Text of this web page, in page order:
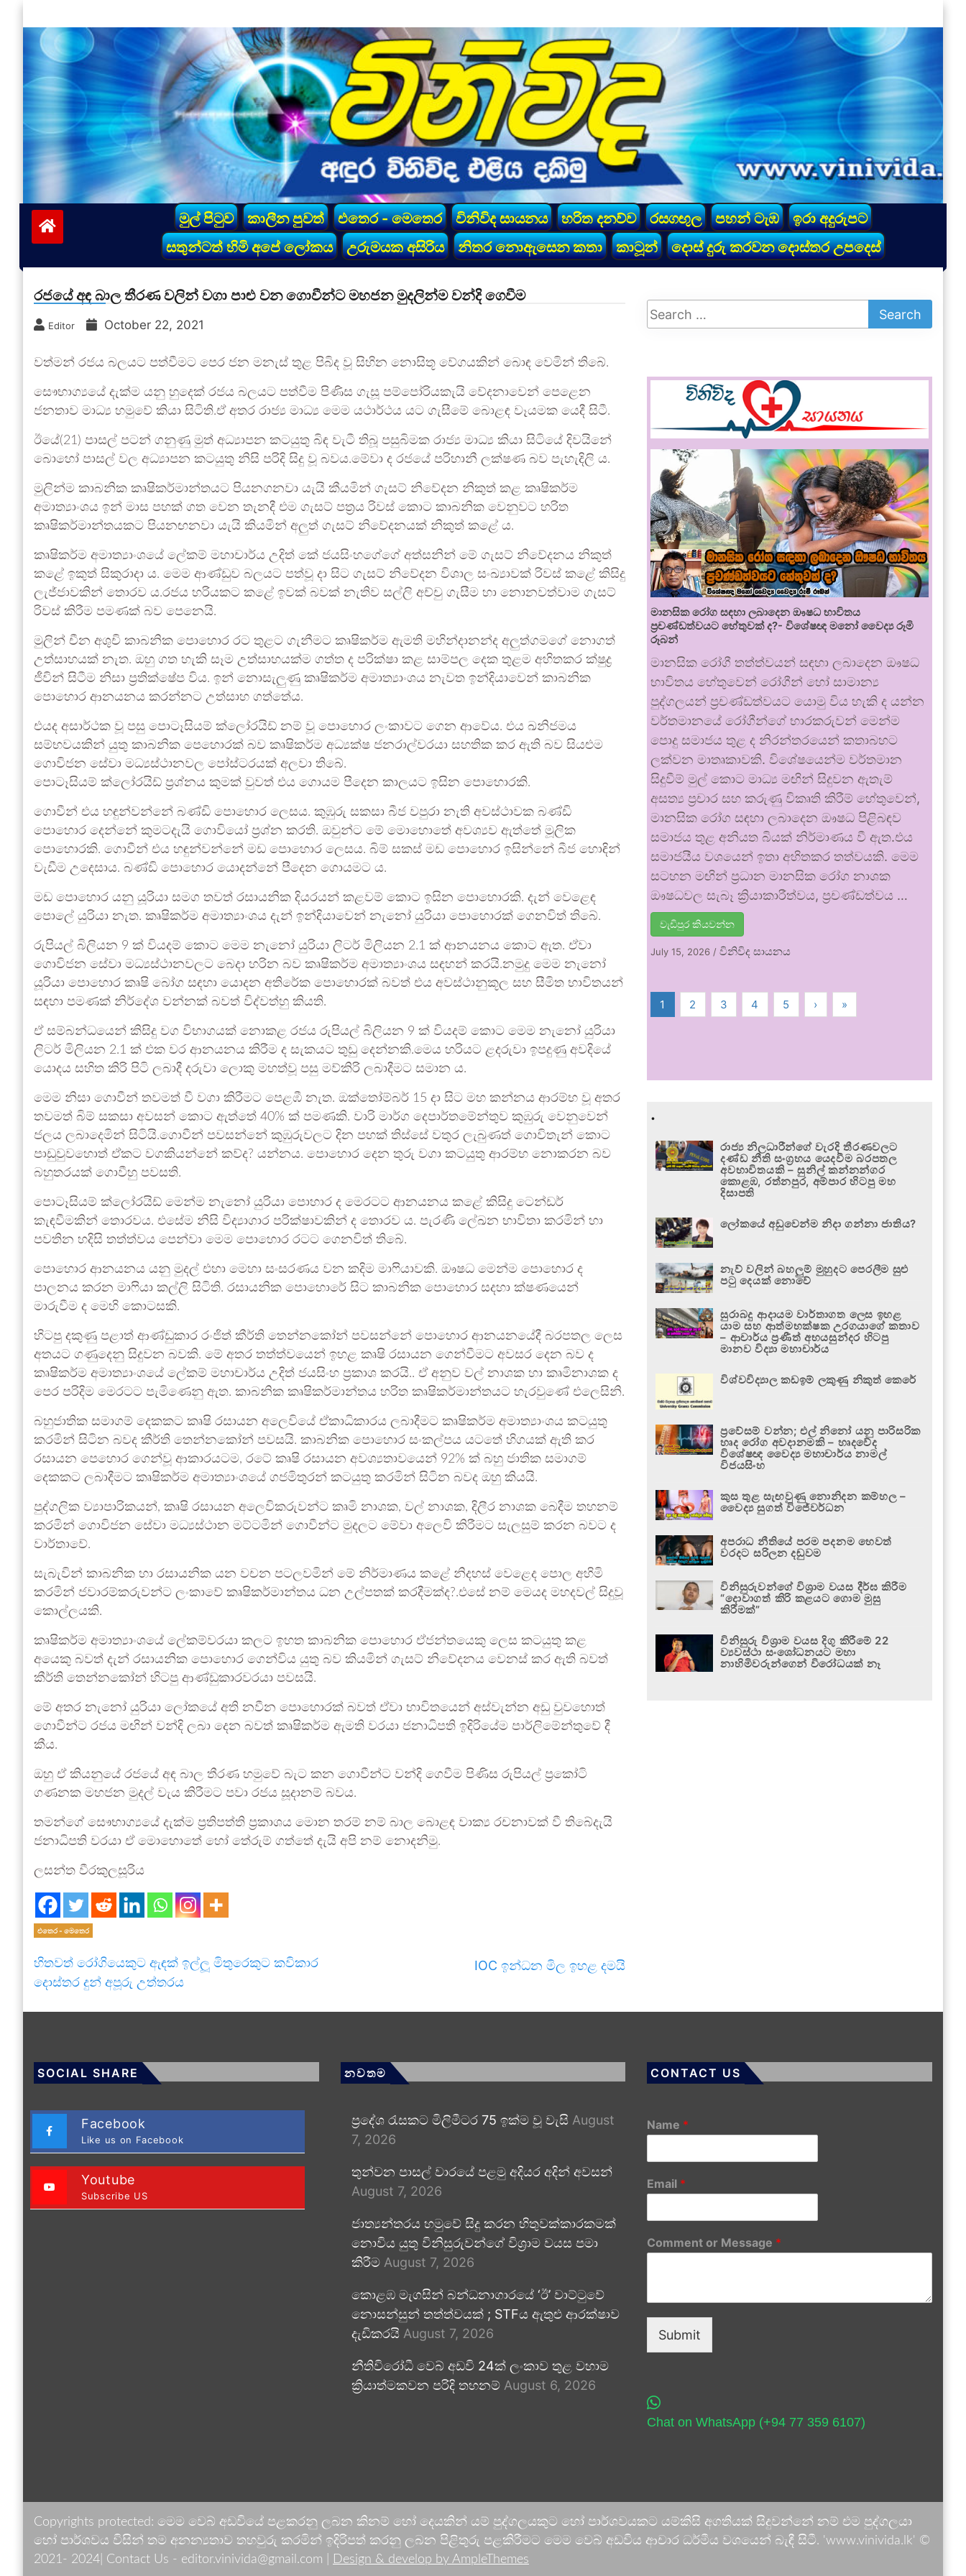
to
content
vinivida.lk
මුල් පිටුව කාලීන පුවත් එතෙර - මෙතෙර විනිවිද සායනය හරිත දනව්ව රසගඟුල පහන් ටැඹ
ඉරා අදුරුපට
සතුන්ටත් හිමි අපේ ලෝකය
උරුමයක අසිරිය නිතර නොඇසෙන කතා කාටූන් දොස් දුරු කරවන දොස්තර උපදෙස්
රජයේ අඳ බාල තීරණ වලින් වගා පාළු වන ගොවීන්ට මහජන මුදලින්ම වන්දි ගෙවීම
Editor October 22, 2021
වත්මන් රජය බලයට පත්වීමට පෙර ජන මනැස් තුළ පිබිද වූ සිහින නොසිතූ වේගයකින් බොඳ වෙමින් තිබේ.
සෞභාග්‍යයේ දැක්ම යනු හුදෙක් රජය බලයට පත්වීම පිණිස ගැසූ පම්පෝරියකැයි වේදනාවෙන් පෙළෙන
ජනතාව මාධ්‍ය හමුවේ කියා සිටිති.ඒ අතර රාජ්‍ය මාධ්‍ය මෙම යථාර්ථය යට ගැසීමේ බොළඳ වෑයමක යෙදී සිටී.
ඊයේ(21) පාසල් පටන් ගනුණු මුත් අධ්‍යාපන කටයුතු බිඳ වැටී තිබූ පසුබිමක රාජ්‍ය මාධ්‍ය කියා සිටියේ දිවයිනේ
බොහෝ පාසල් වල අධ්‍යාපන කටයුතු නිසි පරිදි සිදු වූ බවය.මේවා ද රජයේ පරිහානී ලක්ෂණ බව පැහැදිලි ය.
මුලින්ම කාබනික කෘෂිකර්මාන්තයට පියනගනවා යැයි කීයමින් ගැසට් නිවේදන නිකුත් කළ කෘෂිකර්ම
අමාත්‍යාංශය ඉන් මාස පහක් ගත වෙන තැනදී එම ගැසට් පත්‍රය රිවස් කොට කාබනික වෙනුවට හරිත
කෘෂිකර්මාන්තයකට පියනඟනවා යැයි කියමින් අලුත් ගැසට් නිවේදනයක් නිකුත් කළේ ය.
කෘෂිකර්ම අමාත්‍යාංශයේ ලේකම් මහාචාර්ය උදිත් කේ ජයසිංහගේගේ අත්සනින් මේ ගැසට් නිවේදනය නිකුත්
කළේ ඉකුත් සිකුරාදා ය. මෙම ආණ්ඩුව බලයට පත්වූ දා සිට ගැසට් නිවේදන විශාල සංඛ්‍යාවක් රිවස් කළේ කිසිදු
ලැජ්ජාවකින් තොරව ය.රජය හරියකට කළේ ඉවක් බවක් නැතිව සල්ලි අච්චු ගැසීම හා නොනවත්වාම ගැසට්
රිවස් කිරීම පමණක් බව පෙනෙයි.
මුලින් චීන අශුචි කාබනික පොහොර රට තුළට ගැනීමට කෘෂිකර්ම ඇමති මහින්දානන්ද අලුත්ගමගේ නොගත්
උත්සාහයක් නැත. ඔහු ගත හැකි සෑම උත්සාහයක්ම ගත්ත ද පරික්ෂා කළ සාම්පල දෙක තුළම අහිතකර ක්ෂුද්‍ර
ජීවින් සිටීම නිසා ප්‍රතික්ෂේප විය. ඉන් නොසැලුණු කෘෂිකර්ම අමාත්‍යාංශය නැවත ඉන්දියාවෙන් කාබනික
පොහොර ආනයනය කරන්නට උත්සාහ ගත්තේය.
එයද අසාර්ථක වූ පසු පොටෑසියම් ක්ලෝරයිඩ් නම් වූ පොහොර ලංකාවට ගෙන ආවේය. එය ඛනිජමය
සම්භවයකින් යුතු කාබනික පෙහොරක් බව කෘෂිකර්ම අධ්‍යක්ෂ ජනරාල්වරයා සහතික කර ඇති බව සියළුම
ගොවිජන සේවා මධ්‍යස්ථානවල පෝස්ටරයක් අලවා තිබේ.
පොටෑසියම් ක්ලෝරයිඩ් ප්‍රශ්නය කුමක් වුවත් එය ගොයම පීදෙන කාලයට ඉසින පොහොරකි.
ගොවීන් එය හඳුන්වන්නේ බණ්ඩි පොහොර ලෙසය. කුඹුරු සකසා බීජ වපුරා නැති අවස්ථාවක බණ්ඩි
පොහොර දෙන්නේ කුමටදැයි ගොවියෝ ප්‍රශ්න කරති. ඔවුන්ට මේ මොහොතේ අවශ්‍යව ඇත්තේ මූලික
පොහොරකි. ගොවීන් එය හඳුන්වන්නේ මඩ පොහොර ලෙසය. බිම් සකස් මඩ පොහොර ඉසින්නේ බීජ හොඳින්
වැඩීම උදෙසාය. බණ්ඩි පොහොර යොදන්නේ පීදෙන ගොයමට ය.
මඩ පොහොර යනු යූරියා සමග තවත් රසායනික දියරයන් කළවම් කොට ඉසින පොහොරකි. දැන් වෙළෙඳ
පොලේ යුරියා නැත. කෘෂිකර්ම අමාත්‍යාංශය දැන් ඉන්දියාවෙන් නැනෝ යුරියා පොහොරක් ගෙනවිත් තිබේ.
රුපියල් බිලියන 9 ක් වියදම් කොට මෙම නැනෝ යුරියා ලිටර් මිලියන 2.1 ක් ආනයනය කොට ඇත. ඒවා
ගොවිජන සේවා මධ්‍යස්ථානවලට බෙදා හරින බව කෘෂිකර්ම අමාත්‍යාංශය සඳහන් කරයි.නමුදු මෙම නැනෝ
යූරියා පොහොර කෘෂි බෝග සඳහා යොදන අතිරේක පොහොරක් බවත් එය අවස්ථානුකූල සහ සීමිත භාවිතයන්
සඳහා පමණක් නිර්දේශ වන්නක් බවත් විද්වත්හු කියති.
ඒ සම්බන්ධයෙන් කිසිදු වග විභාගයක් නොකළ රජය රුපියල් බිලියන 9 ක් වියදම් කොට මෙම නැනෝ යුරියා
ලිටර් මිලියන 2.1 ක් එක වර ආනයනය කිරීම ද සැකයට තුඩු දෙන්නකි.මෙය හරියට ළදරුවා ඉපදුණු අවදියේ
යොදය සහිත කිරි පිටි ලබාදී දරුවා ලොකු මහත්වූ පසු මව්කිරි ලබාදීමට සමාන ය.
මෙම නිසා ගොවීන් තවමත් වී වගා කිරීමට පෙළඹී නැත. ඔක්තෝම්බර් 15 දා සිට මහ කන්නය ආරම්භ වූ අතර
තවමත් බිම් සකසා අවසන් කොට ඇත්තේ 40% ක් පමණකි. වාරි මාර්ග දෙපාර්තමේන්තුව කුඹුරු වෙනුවෙන්
ජලය ලබාදෙමින් සිටියි.ගොවීන් පවසන්නේ කුඹුරුවලට දින පහක් තිස්සේ වතුර ලැබුණත් ගොවිතැන් කොට
පාඩුවුවහොත් ඒකට වගකියන්නේ කව්ද? යන්නය. පොහොර දෙන තුරු වගා කටයුතු ආරම්භ නොකරන බව
බහුතරයක් ගොවීහු පවසති.
පොටෑසියම් ක්ලෝරයිඩ් මෙන්ම නැනෝ යුරියා පොහාර ද මෙරටට ආනයනය කළේ කිසිදු ටෙන්ඩර්
කැඳවීමකින් තොරවය. එසේම නිසි විද්‍යාගාර පරික්ෂාවකින් ද තොරව ය. පැරණි ලේඛන භාවිතා කරමින් හා
පවතින හදිසි තත්ත්වය පෙන්වා මෙම පොහොර රටට ගෙනවිත් තිබේ.
පොහොර ආනයනය යනු මුදල් එහා මෙහා සංසරණය වන කදිම මාෆියාවකි. ඖෂධ මෙන්ම පොහොර ද
පාලනය කරන මාෆියා කල්ලි සිටිති. රසායනික පොහොරේ සිට කාබනික පොහොර සදහා ක්ෂණයෙන්
මාරුවීම ද මෙහි කොටසකි.
හිටපු දකුණු පළාත් ආණ්ඩුකාර රංජිත් කීර්ති තෙන්නකෝන් පවසන්නේ පොහොර ආනයනයේදී බරපතල ලෙස
අතයට ගණුදෙනු සිදුවන බවකි. මේ අතර තත්ත්වයෙන් ඉහළ කෘෂි රසායන ගෙන්වීමට අවසර දෙන බව ද
කෘෂිකර්ම අමාත්‍යාංශයේ ලේකම් මහාචාර්ය උදිත් ජයසිංහ ප්‍රකාශ කරයි.. ඒ අනුව වල් නාශක හා කෘමිනාශක ද
පෙර පරිදිම මෙරටට පැමිණෙනු ඇත. කාබනික කෘෂිකර්මාන්තය හරිත කෘෂිකර්මාන්තයට හැරවුණේ එලෙසිනි.
බහුජාතික සමාගම් දෙකකට කෘෂි රසායන අලෙවියේ ඒකාධිකාරය ලබාදීමට කෘෂිකර්ම අමාත්‍යාංශය කටයුතු
කරමින් සිටින බවද කීර්ති තෙන්නකෝන් පවසයි. කාබනික පොහොර සංකල්පය යටතේ හිගයක් ඇති කර
රසායන පෙහොර ගෙන්වූ ආකාරයටම, රටේ කෘෂි රසායන අවශ්‍යතාවයෙන් 92% ක් බහු ජාතික සමාගම්
දෙකකට ලබාදීමට කෘෂිකර්ම අමාත්‍යාංශයේ ගජමිතුරන් කටයුතු කරමින් සිටින බවද ඔහු කියයි.
පුද්ගලික ව්‍යාපාරිකයන්, කෘෂි රසායන අලෙවිකරුවන්ට කෘමි නාශක, වල් නාශක, දිලීර නාශක බෙදීම තහනම්
කරමින් ගොවිජන සේවා මධ්‍යස්ථාන මට්ටමින් ගොවීන්ට මුදලට මේවා අලෙවි කිරීමට සැලසුම් කරන බවට ද
වාර්තාවේ.
සැබැවින් කාබනික හා රසායනික යන වචන පටලවමින් මේ නිර්මාණය කළේ නිදහස් වෙළෙද පොල අහිමි
කරමින් ජවාරම්කරුවන්ට ලංකාවේ කෘෂිකර්මාන්තය ධන උල්පතක් කරදීමක්ද?.එසේ නම් මෙයද මහදවල් සිදුවූ
කොල්ලයකි.
කෘෂිකර්ම අමාත්‍යාංශයේ ලේකම්වරයා කලට ඉහත කාබනික පොහොර ඒජන්තයෙකු ලෙස කටයුතු කළ
අයෙකු බවත් දැන් රසායනික පොහොර ගෙන්විය යුතු බව කියමින් ගැසට් නිවේදනය වෙනස් කර ඇති බවත්
කීර්ති තෙන්නකෝන් හිටපු ආණ්ඩුකාරවරයා පවසයි.
මේ අතර නැනෝ යුරියා ලෝකයේ අති නවීන පොහොරක් බවත් ඒවා භාවිතයෙන් අස්වැන්න අඩු වුවහොත්
ගොවීන්ට රජය මඟින් වන්දි ලබා දෙන බවත් කෘෂිකර්ම ඇමති වරයා ජනාධිපති ඉදිරියේම පාර්ලිමේන්තුවේ දී
කීය.
ඔහු ඒ කියනුයේ රජයේ අඳ බාල තීරණ හමුවේ බැට කන ගොවීන්ට වන්දි ගෙවීම පිණිස රුපියල් ප්‍රකෝටි
ගණනක මහජන මුදල් වැය කිරීමට පවා රජය සූදානම් බවය.
තමන්ගේ සෞභාග්‍යයේ දැක්ම ප්‍රතිපත්ති ප්‍රකාශය මොන තරම් නම් බාල බොළඳ වාක්‍ය රචනාවක් වී තිබේදැයි
ජනාධිපති වරයා ඒ මොහොතේ හෝ තේරුම් ගත්තේ දැයි අපි නම් නොදනිමු.
ලසන්ත වීරකුලසූරිය
එතෙර - මෙතෙර
හිතවත් රෝගියෙකුට ඇඳක් ඉල්ලූ මිතුරෙකුට කවිකාර
දොස්තර දුන් අපූරු උත්තරය
IOC ඉන්ධන මිල ඉහළ දමයි
මානසික රෝග සඳහා ලබාදෙන ඖෂධ භාවිතය
ප්‍රචණ්ඩත්වයට හේතුවක් ද?- විශේෂඥ මනෝ වෛද්‍ය රූමි
රූබන්
මානසික රෝගී තත්ත්වයන් සඳහා ලබාදෙන ඖෂධ
භාවිතය හේතුවෙන් රෝගීන් හෝ සාමාන්‍ය
පුද්ගලයන් ප්‍රචණ්ඩත්වයට යොමු විය හැකි ද යන්න
වර්තමානයේ රෝගීන්ගේ භාරකරුවන් මෙන්ම
පොදු සමාජය තුළ ද නිරන්තරයෙන් කතාබහට
ලක්වන මාතෘකාවකි. විශේෂයෙන්ම වර්තමාන
සිදුවීම් මුල් කොට මාධ්‍ය මඟින් සිදුවන ඇතැම්
අසත්‍ය ප්‍රචාර සහ කරුණු විකෘති කිරීම් හේතුවෙන්,
මානසික රෝග සඳහා ලබාදෙන ඖෂධ පිළිබඳව
සමාජය තුළ අනියත බියක් නිර්මාණය වී ඇත.එය
සමාජයීය වශයෙන් ඉතා අහිතකර තත්වයකි. මෙම
සටහන මඟින් ප්‍රධාන මානසික රෝග නාශක
ඖෂධවල සැබෑ ක්‍රියාකාරීත්වය, ප්‍රචණ්ඩත්වය …
වැඩිපුර කියවන්න
July 15, 2026 /විනිවිද සායනය
1 2 3 4 5 › »
.
රාජ්‍ය නිලධාරීන්ගේ වැරදි තීරණවලට
දණ්ඩ නීති සංග්‍රහය යෙදවීම බරපතල
අවභාවිතයකි – සුනිල් කන්නන්ගර
කොළඹ, රත්නපුර, අම්පාර හිටපු මහ
දිසාපති
ලෝකයේ අඩුවෙන්ම නිදා ගන්නා ජාතිය?
නැව් වලින් බහලුම් මුහුදට පෙරලීම සුළු
පටු දෙයක් නොවේ
සුරාබදු ආදායම වාර්තාගත ලෙස ඉහළ
යාම සහ ආත්මභක්ෂක උරගයාගේ කතාව
– ආචාර්ය ප්‍රණීත් අභයසුන්දර හිටපු
මානව විද්‍යා මහාචාර්ය
විශ්වවිද්‍යාල කඩඉම් ලකුණු නිකුත් කෙරේ
ප්‍රවේසම් වන්න; එල් නිනෝ යනු පාරිසරික
හෘද රෝග අවදානමකි – හෘදවේද
විශේෂඥ වෛද්‍ය මහාචාර්ය නාමල්
විජයසිංහ
කුස තුළ සැඟවුණු නොනිදන කම්හල –
වෛද්‍ය සුගත් විජේවර්ධන
අපරාධ නීතියේ පරම පදනම හෙවත්
වරදට සරිලන දඬුවම
විනිසුරුවන්ගේ විශ්‍රාම වයස දීර්ඝ කිරීම
“දොවාගත් කිරි කළයට ගොම මුසු
කිරීමක්”
විනිසුරු විශ්‍රාම වයස දිගු කිරීමේ 22
ව්‍යවස්ථා සංශෝධනයට මහා
නාහිමිවරුන්ගෙන් විරෝධයක් නෑ
SOCIAL SHARE
Facebook
Like us on Facebook
Youtube
Subscribe US
නවතම
ප්‍රදේශ රැසකට මිලිමීටර 75 ඉක්ම වූ වැසි August
7, 2026
තුන්වන පාසල් වාරයේ පළමු අදියර අදින් අවසන්
August 7, 2026
ජාත්‍යන්තරය හමුවේ සිදු කරන හිතුවක්කාරකමක්
නොවිය යුතු විනිසුරුවන්ගේ විශ්‍රාම වයස පමා
කිරීම August 7, 2026
කොළඹ මැගසින් බන්ධනාගාරයේ ‘ඊ’ වාට්ටුවේ
නොසන්සුන් තත්ත්වයක් ; STFය ඇතුළු ආරක්ෂාව
දැඩිකරයි August 7, 2026
නීතිවිරෝධී වෙබ් අඩවි 24ක් ලංකාව තුළ වහාම
ක්‍රියාත්මකවන පරිදි තහනම් August 6, 2026
CONTACT US
Name *
Email *
Comment or Message *
Submit
Chat on WhatsApp (+94 77 359 6107)
Copyrights protected: මෙම වෙබ් අඩවියේ පළකරනු ලබන කිනම් හෝ දෙයකින් යම් පුද්ගලයකුට හෝ පාර්ශවයකට යම්කිසි අගතියක් සිදුවන්නේ නම් එම පුද්ගලයා
හෝ පාර්ශවය විසින් තම අනන්‍යතාව තහවුරු කරමින් ඉදිරිපත් කරනු ලබන පිළිතුරු පළකිරීමට මෙම වෙබ් අඩවිය ආචාර ධර්මීය වශයෙන් බැඳී සිටී. 'www.vinivida.lk' ©
2021- 2024| Contact Us - editor.vinivida@gmail.com |
Design & develop by AmpleThemes